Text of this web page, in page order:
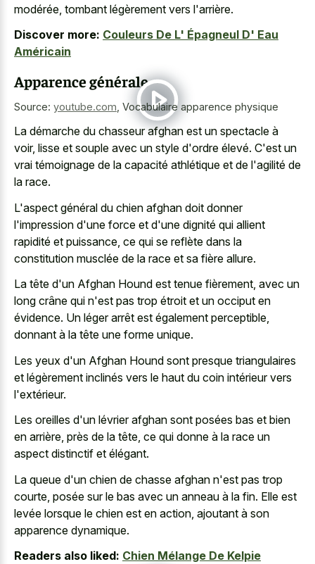
modérée, tombant légèrement vers l'arrière.
Discover more: Couleurs De L' Épagneul D' Eau
Américain
Apparence générale
Source: youtube.com Vocabulaire apparence physique
La démarche du chasseur afghan est un spectacle à
voir, lisse et souple avec un style d'ordre élevé. C'est un
vrai témoignage de la capacité athlétique et de l'agilité de
la race.
L'aspect général du chien afghan doit donner
l'impression d'une force et d'une dignité qui allient
rapidité et puissance, ce qui se reflète dans la
constitution musclée de la race et sa fière allure.
La tête d'un Afghan Hound est tenue fièrement, avec un
long crâne qui n'est pas trop étroit et un occiput en
évidence. Un léger arrêt est également perceptible,
donnant à la tête une forme unique.
Les yeux d'un Afghan Hound sont presque triangulaires
et légèrement inclinés vers le haut du coin intérieur vers
l'extérieur.
Les oreilles d'un lévrier afghan sont posées bas et bien
en arrière, près de la tête, ce qui donne à la race un
aspect distinctif et élégant.
La queue d'un chien de chasse afghan n'est pas trop
courte, posée sur le bas avec un anneau à la fin. Elle est
levée lorsque le chien est en action, ajoutant à son
apparence dynamique.
Readers also liked: Chien Mélange De Kelpie